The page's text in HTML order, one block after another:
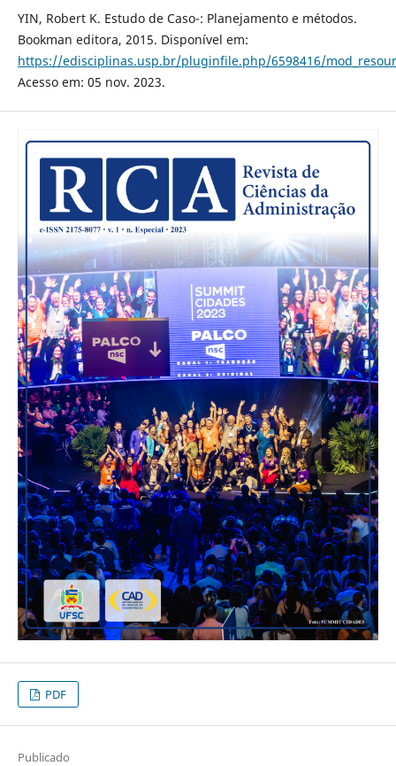
YIN, Robert K. Estudo de Caso-: Planejamento e métodos.
Bookman editora, 2015. Disponível em:
https://edisciplinas.usp.br/pluginfile.php/6598416/
Acesso em: 05 nov. 2023.
PDF
Publicado